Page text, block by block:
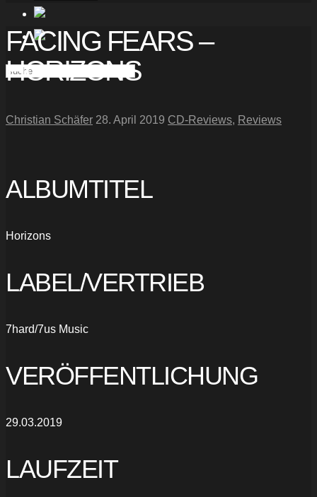
FACING FEARS –
HORIZONS
Christian Schäfer 28. April 2019 CD-Reviews, Reviews
ALBUMTITEL
Horizons
LABEL/VERTRIEB
7hard/7us Music
VERÖFFENTLICHUNG
29.03.2019
LAUFZEIT